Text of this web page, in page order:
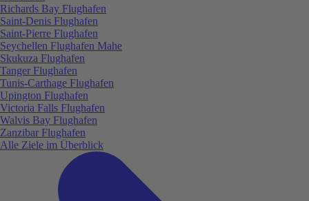
Richards Bay Flughafen
Saint-Denis Flughafen
Saint-Pierre Flughafen
Seychellen Flughafen Mahe
Skukuza Flughafen
Tanger Flughafen
Tunis-Carthage Flughafen
Upington Flughafen
Victoria Falls Flughafen
Walvis Bay Flughafen
Zanzibar Flughafen
Alle Ziele im Überblick